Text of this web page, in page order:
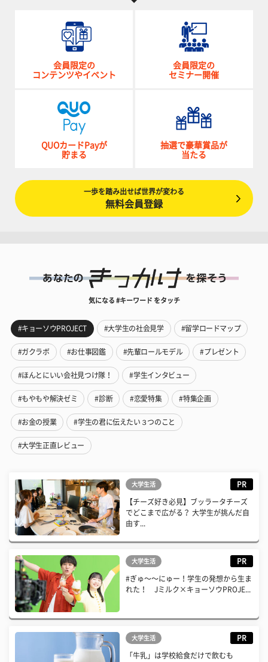
会員限定の
コンテンツやイベント
会員限定の
セミナー開催
QUOカードPayが
貯まる
抽選で豪華賞品が
当たる
一歩を踏み出せば世界が変わる
無料会員登録
気になる #キーワード をタッチ
#キョーソウPROJECT #大学生の社会見学 #留学ロードマップ
#ガクラボ #お仕事図鑑 #先輩ロールモデル #プレゼント
#ほんとにいい会社見つけ隊！ #学生インタビュー
#もやもや解決ゼミ #診断 #恋愛特集 #特集企画
#お金の授業 #学生の君に伝えたい３つのこと
#大学生正直レビュー
大学生活 PR
【チーズ好き必見】ブッラータチーズ
でどこまで広がる？ 大学生が挑んだ自
由す...
大学生活 PR
#ぎゅ〜〜にゅー！学生の発想から生ま
れた！ Jミルク×キョーソウPROJE...
大学生活 PR
「牛乳」は学校給食だけで飲むも